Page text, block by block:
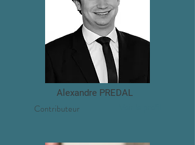
Alexandre PREDAL
Contributeur